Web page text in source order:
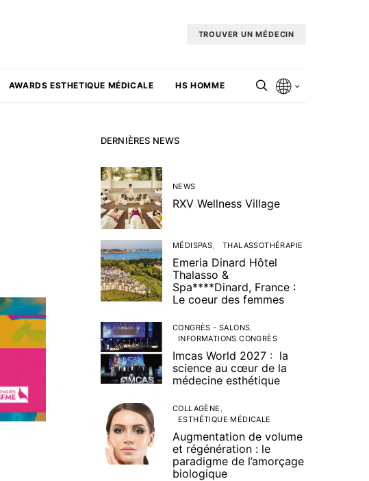
TROUVER UN MÉDECIN
AWARDS ESTHETIQUE MÉDICALE HS HOMME
DERNIÈRES NEWS
NEWS
RXV Wellness Village
MÉDISPAS THALASSOTHÉRAPIE
Emeria Dinard Hôtel
Thalasso &
Spa****Dinard, France :
Le coeur des femmes
CONGRÈS - SALONS
INFORMATIONS CONGRÈS
Imcas World 2027 : la
science au cœur de la
médecine esthétique
COLLAGÈNE
ESTHÉTIQUE MÉDICALE
Augmentation de volume
et régénération : le
paradigme de l’amorçage
biologique